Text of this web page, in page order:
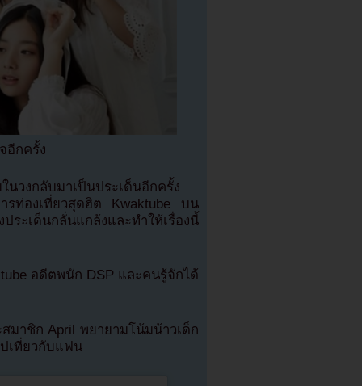
อีกครั้ง
นวงกลับมาเป็นประเด็นอีกครั้ง
รท่องเที่ยวสุดฮิต Kwaktube บน
ระเด็นกลั่นแกล้งและทำให้เรื่องนี้
อดีตพนัก DSP และคนรู้จักได้
มาชิก April พยายามโน้มน้าวเด็ก
เที่ยวกับแฟน